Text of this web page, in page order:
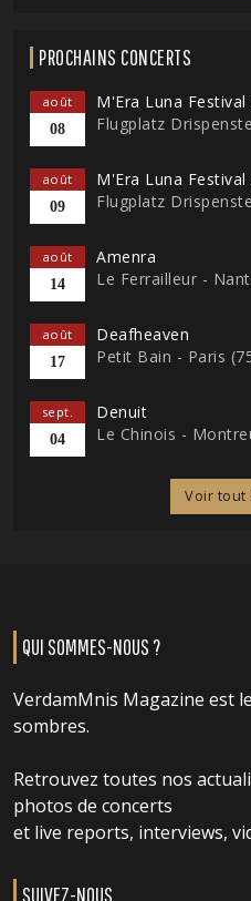
PROCHAINS CONCERTS
août
08
M'Era Luna Festival
Flugplatz
août
09
M'Era Luna Festival
Flugplatz
août
14
Amenra
Le Ferrailleur -
août
17
Deafheaven
Petit Bain - Paris
sept.
04
Denuit
Le Chinois -
Voir tout
QUI SOMMES-NOUS ?
VerdamMnis Magazine est
sombres.
Retrouvez toutes nos
photos de concerts
et live reports, interviews,
SUIVEZ-NOUS